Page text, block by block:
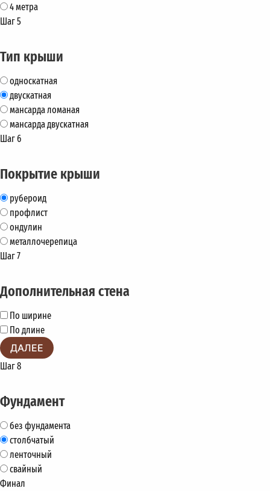
4 метра
Шаг 5
Тип крыши
односкатная
двускатная
мансарда ломаная
мансарда двускатная
Шаг 6
Покрытие крыши
рубероид
профлист
ондулин
металлочерепица
Шаг 7
Дополнительная стена
По ширине
По длине
ДАЛЕЕ
Шаг 8
Фундамент
без фундамента
столбчатый
ленточный
свайный
Финал